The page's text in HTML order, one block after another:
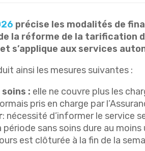
précise les modalités de
la réforme de la tarification
s’applique aux services
ainsi les mesures suivantes :
: elle ne couvre plus les
pris en charge par
: nécessité d’informer le service
sans soins dure au moins
est clôturée à la fin de la